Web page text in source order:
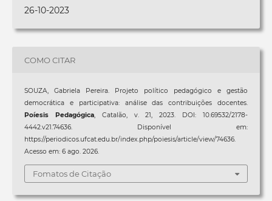
26-10-2023
COMO CITAR
SOUZA, Gabriela Pereira. Projeto político pedagógico e gestão
democrática e participativa: análise das contribuições docentes.
Poíesis Pedagógica, Catalão, v. 21, 2023. DOI: 10.69532/2178-
4442.v21.74636. Disponível em:
https://periodicos.ufcat.edu.br/index.php/poiesis/article/view/74636.
Acesso em: 6 ago. 2026.
Fomatos de Citação